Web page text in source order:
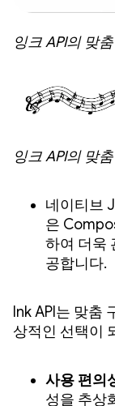
잉크 API의 맞
잉크 API의 맞
네이티브
은
하여 더욱
공합니다.
Ink API는 맞춤
상적인 선택이
사용 편의
성을 추상